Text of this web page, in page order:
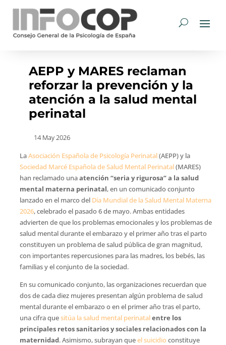
AEPP y MARES reclaman
reforzar la prevención y la
atención a la salud mental
perinatal
14 May 2026
LaAsociación Española de Psicología Perinatal(AEPP) y la
Sociedad Marcé Española de Salud Mental Perinatal(MARES)
han reclamado unaatención “seria y rigurosa” a la salud
mental materna perinatal, en un comunicado conjunto
lanzado en el marco del Día Mundial de la Salud Mental Materna
2026, celebrado el pasado 6 de mayo. Ambas entidades
advierten de que los problemas emocionales y los problemas de
salud mental durante el embarazo y el primer año tras el parto
constituyen un problema de salud pública de gran magnitud,
con importantes repercusiones para las madres, los bebés, las
familias y el conjunto de la sociedad.
En su comunicado conjunto, las organizaciones recuerdan que
dos de cada diez mujeres presentan algún problema de salud
mental durante el embarazo o en el primer año tras el parto,
una cifra quesitúa la salud mental perinatalentre los
principales retos sanitarios y sociales relacionados con la
maternidad. Asimismo, subrayan queel suicidio constituye